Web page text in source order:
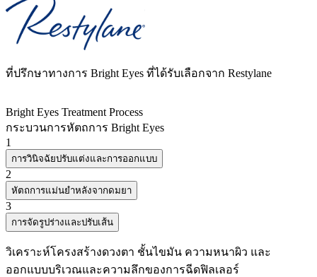
ที่ปรึกษาทางการ Bright Eyes ที่ได้รับเลือกจาก Restylane
Bright Eyes Treatment Process
กระบวนการหัตถการ Bright Eyes
1
การวินิจฉัยปรับแต่งและการออกแบบ
2
หัตถการแม่นยำหลังจากดมยา
3
การจัดรูปร่างและปรับเส้น
วิเคราะห์โครงสร้างดวงตา ชั้นไขมัน ความหนาผิว และ
ออกแบบบริเวณและความลึกของการฉีดฟิลเลอร์